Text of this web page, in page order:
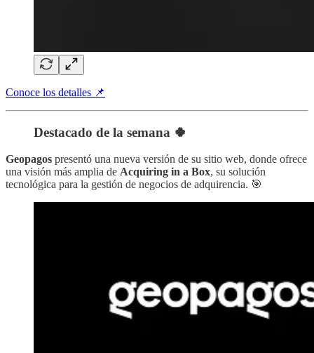
Conoce los detalles 📌
Destacado de la semana 🍀
Geopagos presentó una nueva versión de su sitio web, donde ofrece
una visión más amplia de Acquiring in a Box, su solución
tecnológica para la gestión de negocios de adquirencia. 🎯